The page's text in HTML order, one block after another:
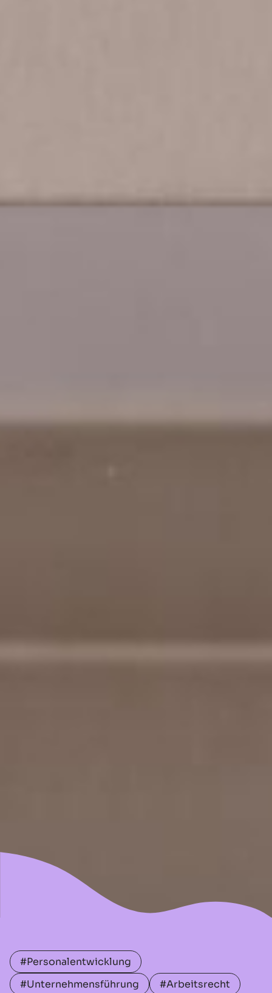
#Personalentwicklung
#Unternehmensführung
#Arbeitsrecht